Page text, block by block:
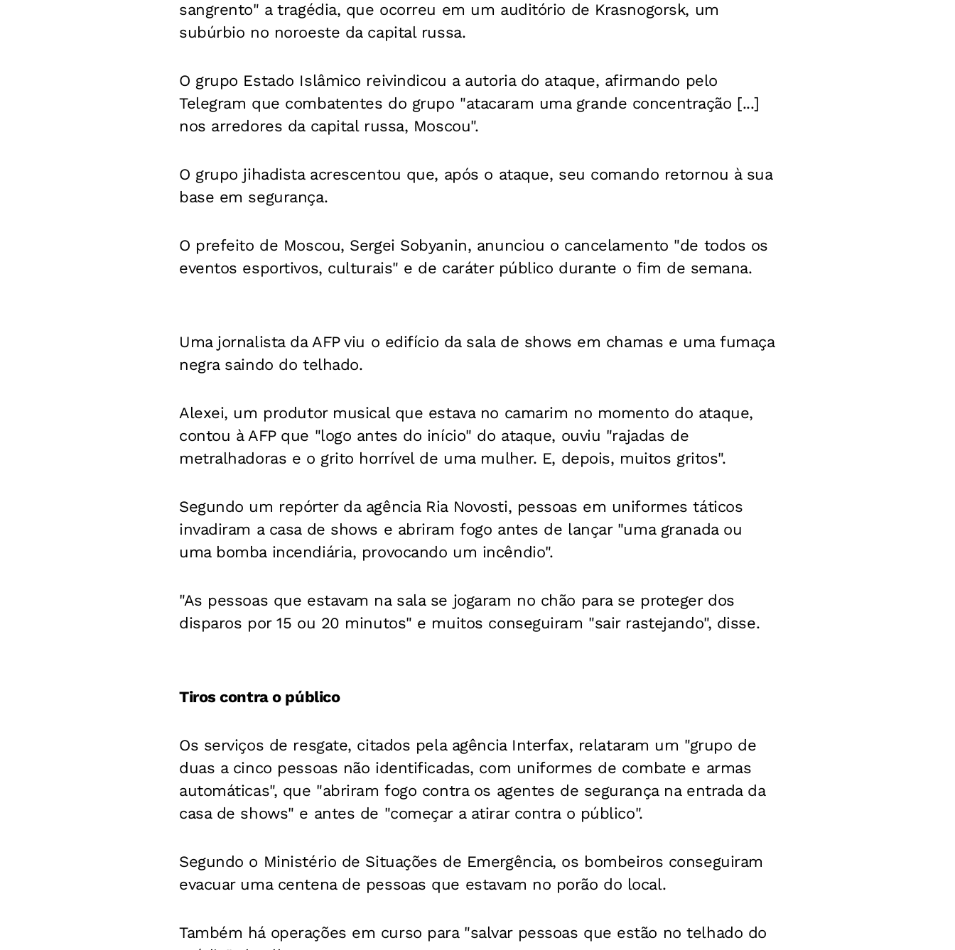
sangrento" a tragédia, que ocorreu em um auditório de Krasnogorsk, um
subúrbio no noroeste da capital russa.
O grupo Estado Islâmico reivindicou a autoria do ataque, afirmando pelo
Telegram que combatentes do grupo "atacaram uma grande concentração [...]
nos arredores da capital russa, Moscou".
O grupo jihadista acrescentou que, após o ataque, seu comando retornou à sua
base em segurança.
O prefeito de Moscou, Sergei Sobyanin, anunciou o cancelamento "de todos os
eventos esportivos, culturais" e de caráter público durante o fim de semana.
Uma jornalista da AFP viu o edifício da sala de shows em chamas e uma fumaça
negra saindo do telhado.
Alexei, um produtor musical que estava no camarim no momento do ataque,
contou à AFP que "logo antes do início" do ataque, ouviu "rajadas de
metralhadoras e o grito horrível de uma mulher. E, depois, muitos gritos".
Segundo um repórter da agência Ria Novosti, pessoas em uniformes táticos
invadiram a casa de shows e abriram fogo antes de lançar "uma granada ou
uma bomba incendiária, provocando um incêndio".
"As pessoas que estavam na sala se jogaram no chão para se proteger dos
disparos por 15 ou 20 minutos" e muitos conseguiram "sair rastejando", disse.
Tiros contra o público
Os serviços de resgate, citados pela agência Interfax, relataram um "grupo de
duas a cinco pessoas não identificadas, com uniformes de combate e armas
automáticas", que "abriram fogo contra os agentes de segurança na entrada da
casa de shows" e antes de "começar a atirar contra o público".
Segundo o Ministério de Situações de Emergência, os bombeiros conseguiram
evacuar uma centena de pessoas que estavam no porão do local.
Também há operações em curso para "salvar pessoas que estão no telhado do